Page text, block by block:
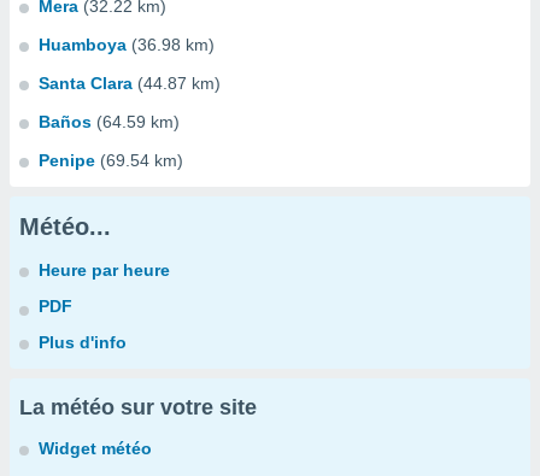
Mera (32.22 km)
Huamboya (36.98 km)
Santa Clara (44.87 km)
Baños (64.59 km)
Penipe (69.54 km)
Météo...
Heure par heure
PDF
Plus d'info
La météo sur votre site
Widget météo